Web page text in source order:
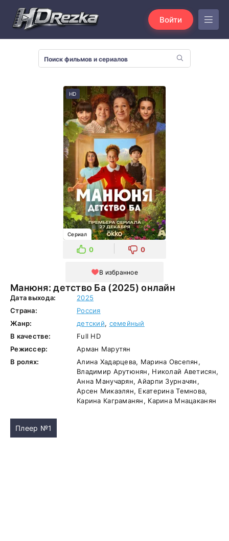
Войти
Манюня: детство Ба (2025) онлайн
HD
Сериал
0 0
В избранное
Дата выхода:
2025
Страна:
Россия
Жанр:
детский, семейный
В качестве:
Full HD
Режиссер:
Арман Марутян
В ролях:
Алина Хадарцева, Марина Овсепян,
Владимир Арутюнян, Николай Аветисян,
Анна Манучарян, Айарпи Зурначян,
Арсен Микаэлян, Екатерина Темнова,
Карина Каграманян, Карина Мнацаканян
Плеер №1